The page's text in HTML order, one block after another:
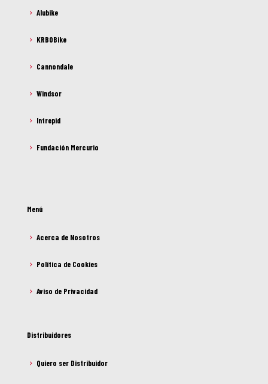
Alubike
KRBOBike
Cannondale
Windsor
Intrepid
Fundación Mercurio
Menú
Acerca de Nosotros
Política de Cookies
Aviso de Privacidad
Distribuidores
Quiero ser Distribuidor